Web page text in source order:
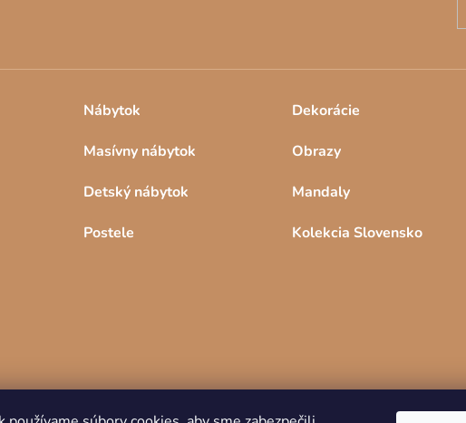
Nábytok
Masívny nábytok
Detský nábytok
Postele
Dekorácie
Obrazy
Mandaly
Kolekcia Slovensko